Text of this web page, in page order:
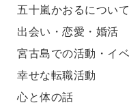
五十嵐かおるについて
出会い・恋愛・婚活
宮古島での活動・イ
幸せな転職活動
心と体の話